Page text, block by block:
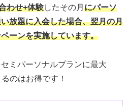
わせ+体験したその月 にパーソ
放題に入会した場合、翌月の月
ーンを実施しています。
ミパーソナルプランに最大
のはお得です！